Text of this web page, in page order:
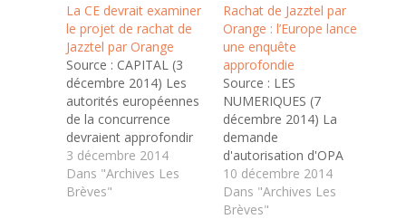
La CE devrait examiner
le projet de rachat de
Jazztel par Orange
Source : CAPITAL (3
décembre 2014) Les
autorités européennes
de la concurrence
devraient approfondir
leur examen du projet
de rachat de
l'opérateur espagnol
3 décembre 2014
Dans "Archives Les
Brèves"
Rachat de Jazztel par
Orange : l’Europe lance
une enquête
approfondie
Source : LES
NUMERIQUES (7
décembre 2014) La
demande
d'autorisation d'OPA
déposée par Orange
pour avaler l'Espagnol
Jazztel n'est pas du
10 décembre 2014
Dans "Archives Les
Brèves"